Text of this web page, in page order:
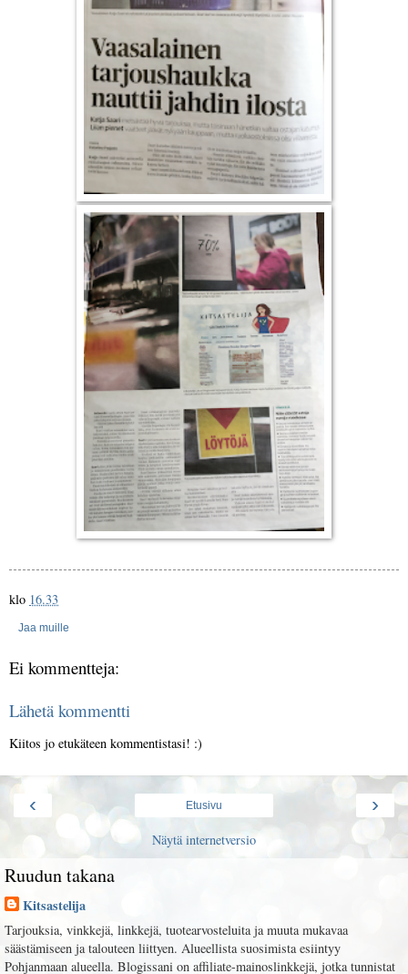
klo 16.33
Jaa muille
Ei kommentteja:
Lähetä kommentti
Kiitos jo etukäteen kommentistasi! :)
‹ ›
Etusivu
Näytä internetversio
Ruudun takana
Kitsastelija
Tarjouksia, vinkkejä, linkkejä, tuotearvosteluita ja muuta mukavaa
säästämiseen ja talouteen liittyen. Alueellista suosimista esiintyy
Pohjanmaan alueella. Blogissani on affiliate-mainoslinkkejä, jotka tunnistat